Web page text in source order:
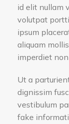
id elit nullam
volutpat
ipsum
aliquam
imperdiet
Ut a
dignissim
vestibulum
fake